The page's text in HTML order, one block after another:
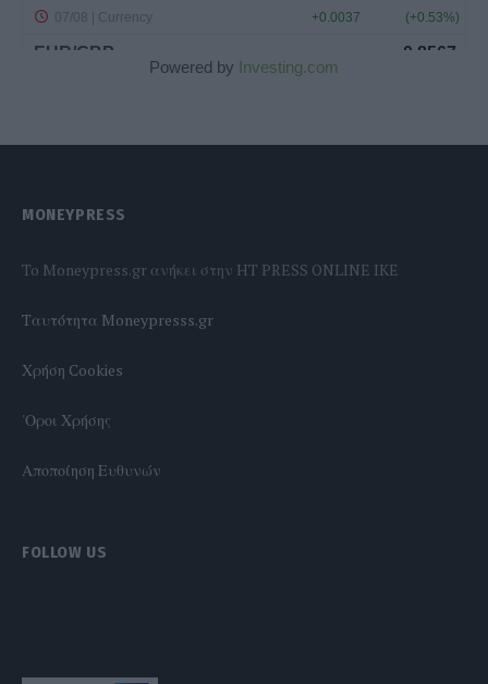
Powered by Investing.com
MONEYPRESS
To Moneypress.gr ανήκει στην HT PRESS ONLINE IKE
Tαυτότητα Moneypresss.gr
Χρήση Cookies
'Οροι Χρήσης
Αποποίηση Ευθυνών
FOLLOW US